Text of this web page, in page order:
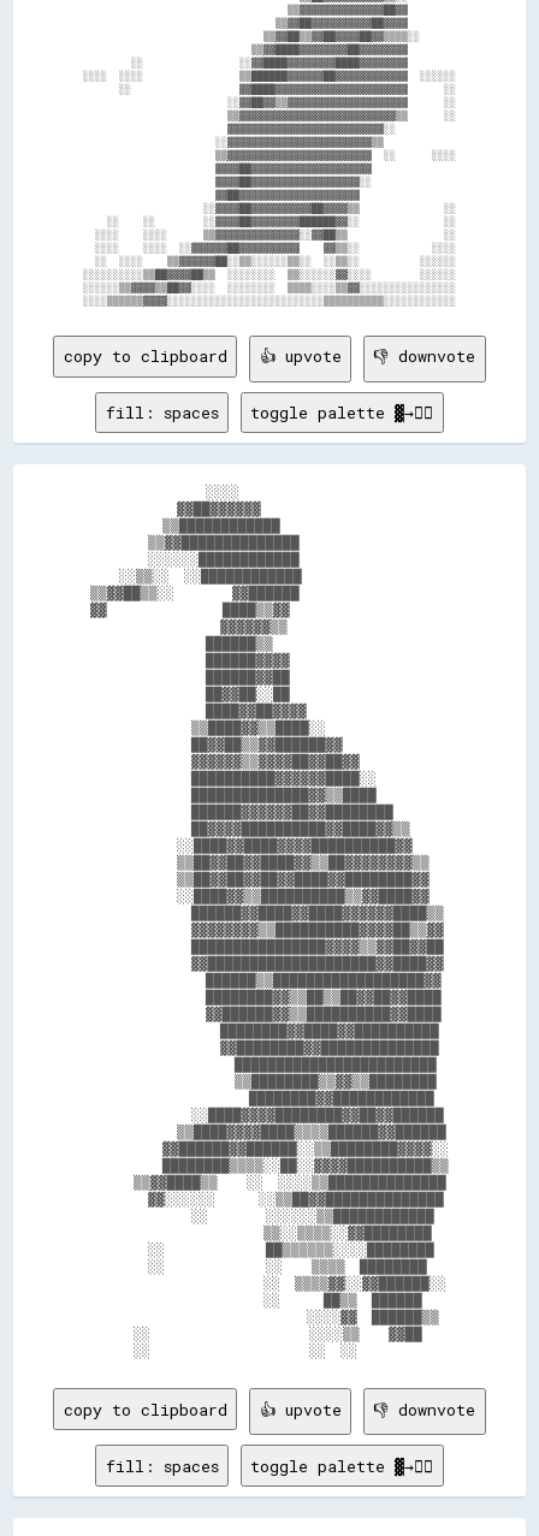
                                  ▒▒▓▓▓▓▓▓▓▓▓▓▓▓▓▓██▓▓
                                ▒▒▓▓██▓▓▓▓▓▓▓▓▓▓██▓▓▓▓
                              ▒▒▓▓██▒▒▓▓██▓▓▓▓██▓▓▒▒▒▒░░
                            ▒▒▓▓████▓▓▓▓▓▓▓▓██▓▓▓▓▓▓▓▓
        ░░                ░░▓▓████▓▓▓▓▓▓▓▓████▓▓▓▓▓▓▓▓
░░░░  ░░░░                ▒▒██████▓▓▓▓▓▓██▓▓▓▓▓▓▓▓▓▓▓▓  ░░░░░░
      ░░                  ▓▓████▓▓▓▓▓▓▓▓▓▓▓▓▓▓▓▓▓▓▓▓▓▓      ░░
                        ░░▓▓██▓▓▒▒▓▓▓▓▓▓▓▓▓▓▓▓▓▓▓▓▓▓▓▓      ░░
                        ▒▒▓▓▓▓▓▓▓▓▓▓▓▓▓▓▓▓▓▓▓▓▓▓▓▓▓▓▒▒      ░░
                        ▓▓▓▓▓▓▓▓▓▓▓▓▓▓▓▓▓▓▓▓▓▓▓▓▓▓░░
                      ░░▓▓▓▓▓▓▓▓▓▓▓▓▓▓▓▓▓▓▓▓▓▓▓▓▒▒
                      ▒▒▓▓▓▓▓▓▓▓▓▓▓▓▓▓▓▓▓▓▓▓▓▓▓▓  ░░      ░░░░
                      ▓▓▓▓██▓▓▓▓▓▓▓▓▓▓▓▓▓▓▓▓▓▓▓▓
                      ▓▓▓▓██▓▓▓▓▓▓▓▓▓▓▓▓▓▓▓▓▓▓░░
                      ▓▓██▓▓▓▓▓▓▓▓▓▓▓▓▓▓▓▓▓▓▓▓
                    ░░▓▓▓▓██▓▓▓▓▓▓▓▓▓▓██▓▓▓▓▒▒              ░░
    ░░    ░░        ░░▓▓▓▓██▓▓▓▓▓▓▓▓██████▓▓░░              ░░
  ░░░░    ░░░░      ▒▒▓▓▓▓▓▓▓▓▓▓▓▓▓▓░░▓▓██▒▒                ░░
  ░░░░    ░░░░  ░░▓▓▓▓▓▓██▓▓▓▓▓▓▓▓▓▓    ▓▓▒▒░░            ░░░░
  ░░  ░░░░    ▒▒▓▓▓▓▓▓██░░▒▒░░░░░░▒▒░░  ░░▒▒░░          ░░░░░░
░░░░░░░░░░▒▒██▓▓▓▓██▒▒  ░░░░░░░░  ▒▒░░░░░░▓▓░░░░        ░░░░░░
░░░░░░▒▒▓▓▓▓▒▒██▓▓░░░░  ░░░░░░░░  ▒▒▒▒░░░░▒▒▓▓░░░░░░░░░░░░░░░░
copy to clipboard 👍 upvote 👎 downvote
fill: spaces toggle palette ▓→✊🏽
                  ░░░░
              ▓▓██▓▓▓▓▓▓
            ▒▒████████████
          ▒▒▓▓██████████████
          ░░░░░░████████████
      ░░▒▒░░  ░░████████████
  ▒▒▓▓██▒▒░░        ▓▓██████
  ▓▓                ████▒▒▓▓
                    ▓▓▓▓▓▓▒▒
                  ██████▒▒
                  ██████▓▓▓▓
                  ██████▓▓██
                  ██▓▓██░░██
                  ████▓▓██▓▓▓▓
                ▒▒████▓▓▒▒████░░
                ██▓▓██▒▒▓▓██████▓▓
                ▓▓▓▓▓▓▒▒▓▓▓▓██▓▓██▓▓
                ██████████▓▓▓▓▓▓████░░
                ██████████████▓▓▒▒████
                ██████▓▓▓▓▓▓██▓▓████████
                ██▓▓▓▓██████████▓▓████▓▓▒▒
              ░░████▓▓████▓▓▓▓██████████▓▓
              ▒▒██▓▓██▓▓████▓▓▒▒██▓▓▓▓▓▓▓▓▒▒
              ▒▒██▓▓██▓▓██▓▓████▓▓████████▓▓
              ░░████▓▓▒▒██████████▒▒▓▓████▓▓
                ██████▓▓████▓▓████▓▓▓▓▓▓████▒▒
                ▓▓▓▓▓▓▓▓▒▒██████████▓▓▓▓██▒▒▓▓
                ████████████████▓▓▓▓▒▒▓▓██▓▓██
                ▓▓████████████████████▓▓████▓▓
                  ██████▒▒██████████████████▓▓
                  ████████▓▓▒▒██▒▒██▓▓██▓▓████
                  ▓▓██████▓▓▒▒██████████▓▓████
                    ████████▓▓████▓▓██████████
                    ▓▓████████▓▓██████████████
                      ▒▒████████▒▒▓▓▒▒████████
                        ████████▓▓████████████
                ░░████▓▓▓▓████████▓▓██▓▓██████
              ▒▒████▓▓▓▓████▒▒▒▒██████▓▓██████
            ▓▓██████▓▓██████░░▒▒████████▓▓▓▓░░
            ████████▒▒▒▒░░██░░▓▓▓▓██████████▒▒
        ▒▒▓▓████▒▒    ░░  ░░░░▒▒██████████████
          ▓▓░░░░░░      ░░▒▒██▓▓██████████████
                ░░        ░░░░░░▒▒████████████
                          ▒▒░░▒▒▒▒░░▓▓████████
          ░░              ██▒▒▒▒▒▒░░░░████████
          ░░              ░░    ▒▒▒▒  ████████
                          ░░  ▒▒▒▒▓▓░░▓▓██████░░
                          ░░      ██▒▒  ██████
                                ░░░░▓▓  ██████▒▒
        ░░                      ░░░░▒▒    ▓▓██
copy to clipboard 👍 upvote 👎 downvote
fill: spaces toggle palette ▓→✊🏽